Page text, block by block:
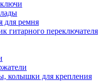
для ремня
гитарного переключателя
колышки для крепления